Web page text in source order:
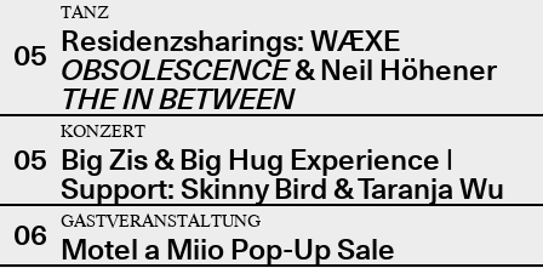
05
TANZ
Residenzsharings: WÆXE
OBSOLESCENCE& Neil Höhener
THE IN BETWEEN
05
KONZERT
Big Zis & Big Hug Experience |
Support: Skinny Bird & Taranja Wu
06
GASTVERANSTALTUNG
Motel a Miio Pop-Up Sale